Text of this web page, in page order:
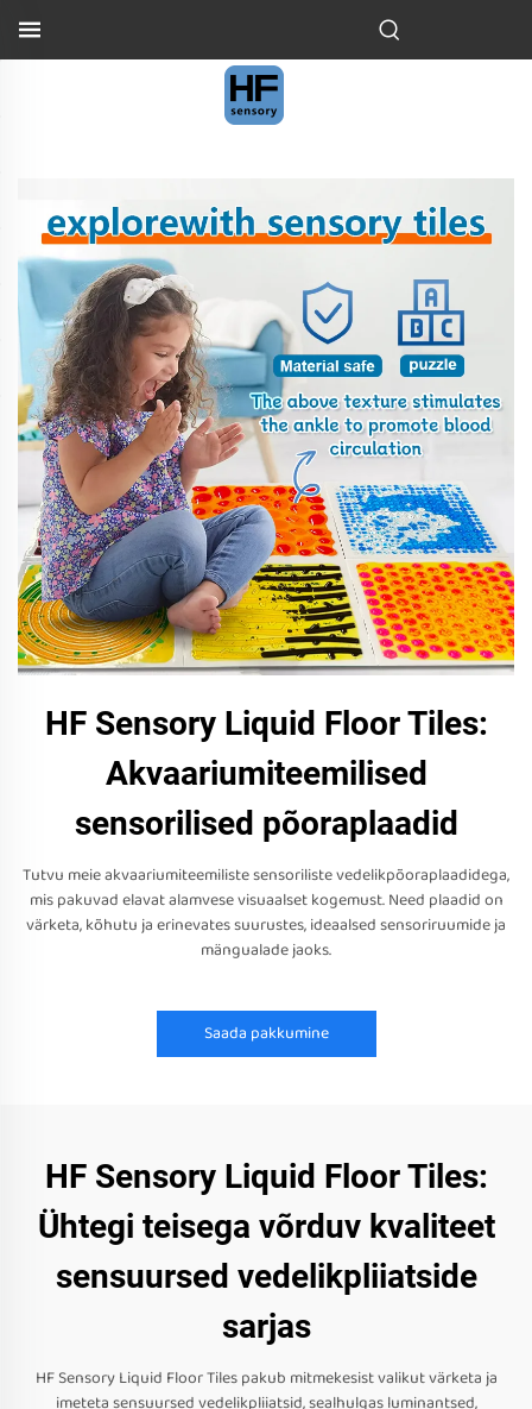
HF Sensory Liquid Floor Tiles:
Akvaariumiteemilised
sensorilised põoraplaadid
Tutvu meie akvaariumiteemiliste sensoriliste vedelikpõoraplaadidega,
mis pakuvad elavat alamvese visuaalset kogemust. Need plaadid on
värketa, kõhutu ja erinevates suurustes, ideaalsed sensoriruumide ja
mängualade jaoks.
Saada pakkumine
HF Sensory Liquid Floor Tiles:
Ühtegi teisega võrduv kvaliteet
sensuursed vedelikpliiatside
sarjas
HF Sensory Liquid Floor Tiles pakub mitmekesist valikut värketa ja
imeteta sensuursed vedelikpliiatsid, sealhulgas luminantsed,